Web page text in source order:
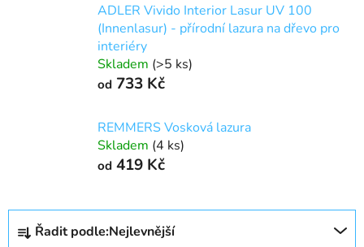
ADLER Vivido Interior Lasur UV 100
(Innenlasur) - přírodní lazura na dřevo pro
interiéry
Skladem (>5 ks)
od 733 Kč
REMMERS Vosková lazura
Skladem (4 ks)
od 419 Kč
Ř
Řadit podle:Nejlevnější